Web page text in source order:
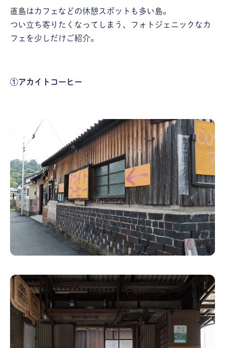
直島はカフェなどの休憩スポットも多い島。
つい立ち寄りたくなってしまう、フォトジェニックなカ
フェを少しだけご紹介。
①アカイトコーヒー